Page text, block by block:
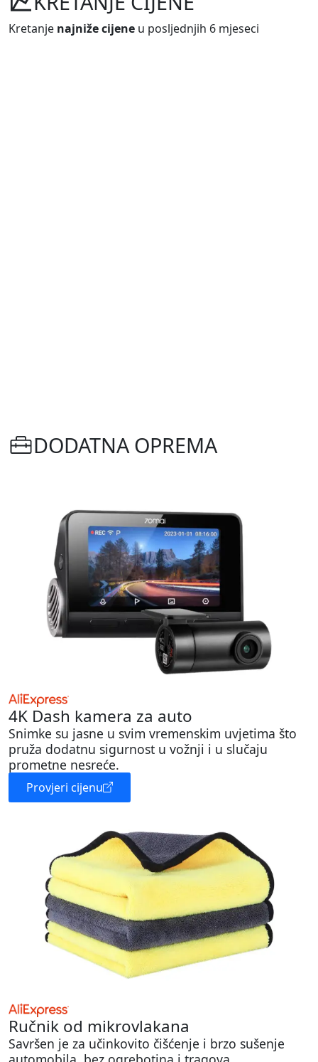
Kretanje najniže cijene u posljednjih 6 mjeseci
DODATNA OPREMA
4K Dash kamera za auto
Snimke su jasne u svim vremenskim uvjetima što
pruža dodatnu sigurnost u vožnji i u slučaju
prometne nesreće.
Provjeri cijenu
Ručnik od mikrovlakana
Savršen je za učinkovito čišćenje i brzo sušenje